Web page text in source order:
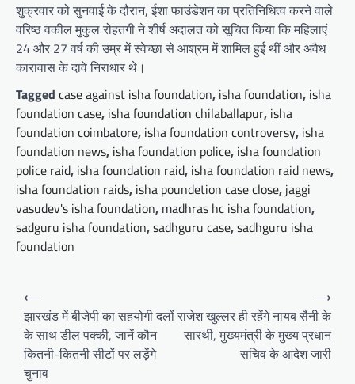
शुक्रवार को सुनवाई के दौरान, ईशा फाउंडेशन का प्रतिनिधित्व करने वाले
वरिष्ठ वकील मुकुल रोहतगी ने शीर्ष अदालत को सूचित किया कि महिलाएं
24 और 27 वर्ष की उम्र में स्वेच्छा से आश्रम में शामिल हुई थीं और अवैध
कारावास के दावे निराधार थे।
Tagged case against isha foundation, isha foundation, isha
foundation case, isha foundation chilaballapur, isha
foundation coimbatore, isha foundation controversy, isha
foundation news, isha foundation police, isha foundation
police raid, isha foundation raid, isha foundation raid news,
isha foundation raids, isha poundetion case close, jaggi
vasudev's isha foundation, madhras hc isha foundation,
sadguru isha foundation,sadhguru case,sadhguru isha
foundation
Post
navigation
⟵
झारखंड में बीजेपी का सहयोगी दलों
के साथ डील पक्की, जानें कौन
कितनी-कितनी सीटों पर लड़ेंगे
चुनाव
राजेश खुल्लर ही रहेंगे नायब सैनी के
सारथी, मुख्यमंत्री के मुख्य प्रधान
सचिव के आदेश जारी
⟶